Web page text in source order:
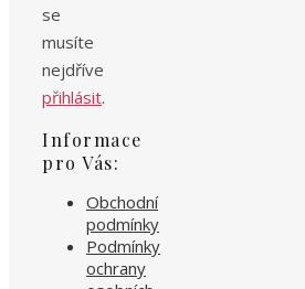
se
musíte
nejdříve
přihlásit.
Informace
pro Vás:
Obchodní
podmínky
Podmínky
ochrany